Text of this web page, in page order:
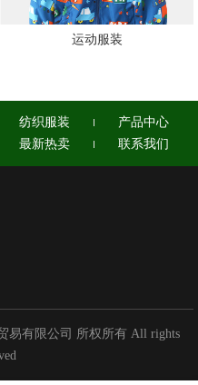
运动服装
纺织服装
产品中心
最新热卖 联系我们
易有限公司 所权所有 All rights